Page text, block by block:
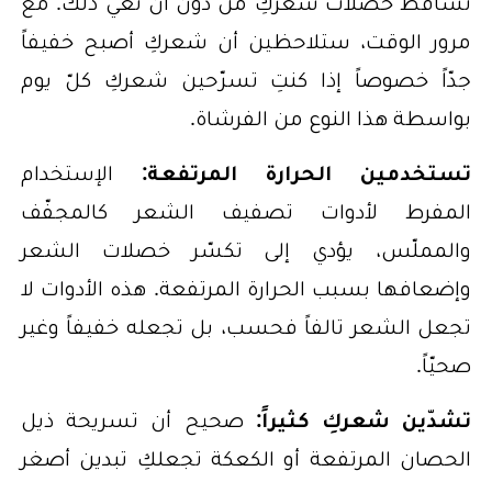
مرور الوقت، ستلاحظين أن شعركِ أصبح خفيفاً
جدّاً خصوصاً إذا كنتِ تسرّحين شعركِ كلّ يوم
بواسطة هذا النوع من الفرشاة.
تستخدمين الحرارة المرتفعة: الإستخدام
المفرط لأدوات تصفيف الشعر كالمجفّف
والمملّس، يؤدي إلى تكسّر خصلات الشعر
وإضعافها بسبب الحرارة المرتفعة. هذه الأدوات لا
تجعل الشعر تالفاً فحسب، بل تجعله خفيفاً وغير
صحيّاً.
تشدّين شعركِ كثيراً: صحيح أن تسريحة ذيل
الحصان المرتفعة أو الكعكة تجعلكِ تبدين أصغر